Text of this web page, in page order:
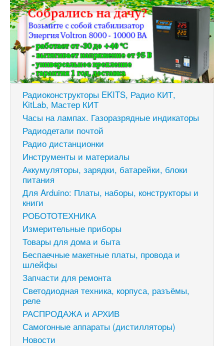
Радиоконструкторы EKITS, Радио КИТ,
KitLab, Мастер КИТ
Часы на лампах. Газоразрядные индикаторы
Радиодетали почтой
Радио дистанционки
Инструменты и материалы
Аккумуляторы, зарядки, батарейки, блоки
питания
Для Arduino: Платы, наборы, конструкторы и
книги
РОБОТОТЕХНИКА
Измерительные приборы
Товары для дома и быта
Беспаечные макетные платы, провода и
шлейфы
Запчасти для ремонта
Светодиодная техника, корпуса, разъёмы,
реле
РАСПРОДАЖА и АРХИВ
Самогонные аппараты (дистилляторы)
Новости